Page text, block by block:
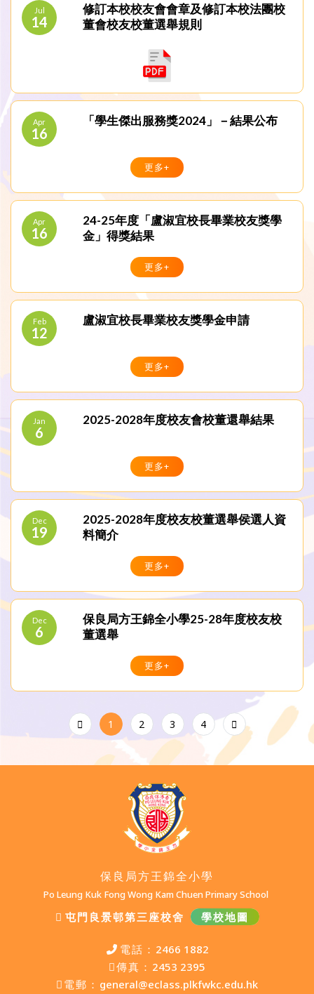
Jul
14
修訂本校校友會會章及修訂本校法團校
董會校友校董選舉規則
Apr
16
「學生傑出服務獎2024」－結果公布
更多+
Apr
16
24-25年度「盧淑宜校長畢業校友獎學
金」得獎結果
更多+
Feb
12
盧淑宜校長畢業校友獎學金申請
更多+
Jan
6
2025-2028年度校友會校董還舉結果
更多+
Dec
19
2025-2028年度校友校董選舉侯選人資
料簡介
更多+
Dec
6
保良局方王錦全小學25-28年度校友校
董選舉
更多+
1 2 3 4
保良局方王錦全小學
Po Leung Kuk Fong Wong Kam Chuen Primary School
屯門良景邨第三座校舍 學校地圖
電話： 2466 1882
傳真： 2453 2395
電郵： general@eclass.plkfwkc.edu.hk